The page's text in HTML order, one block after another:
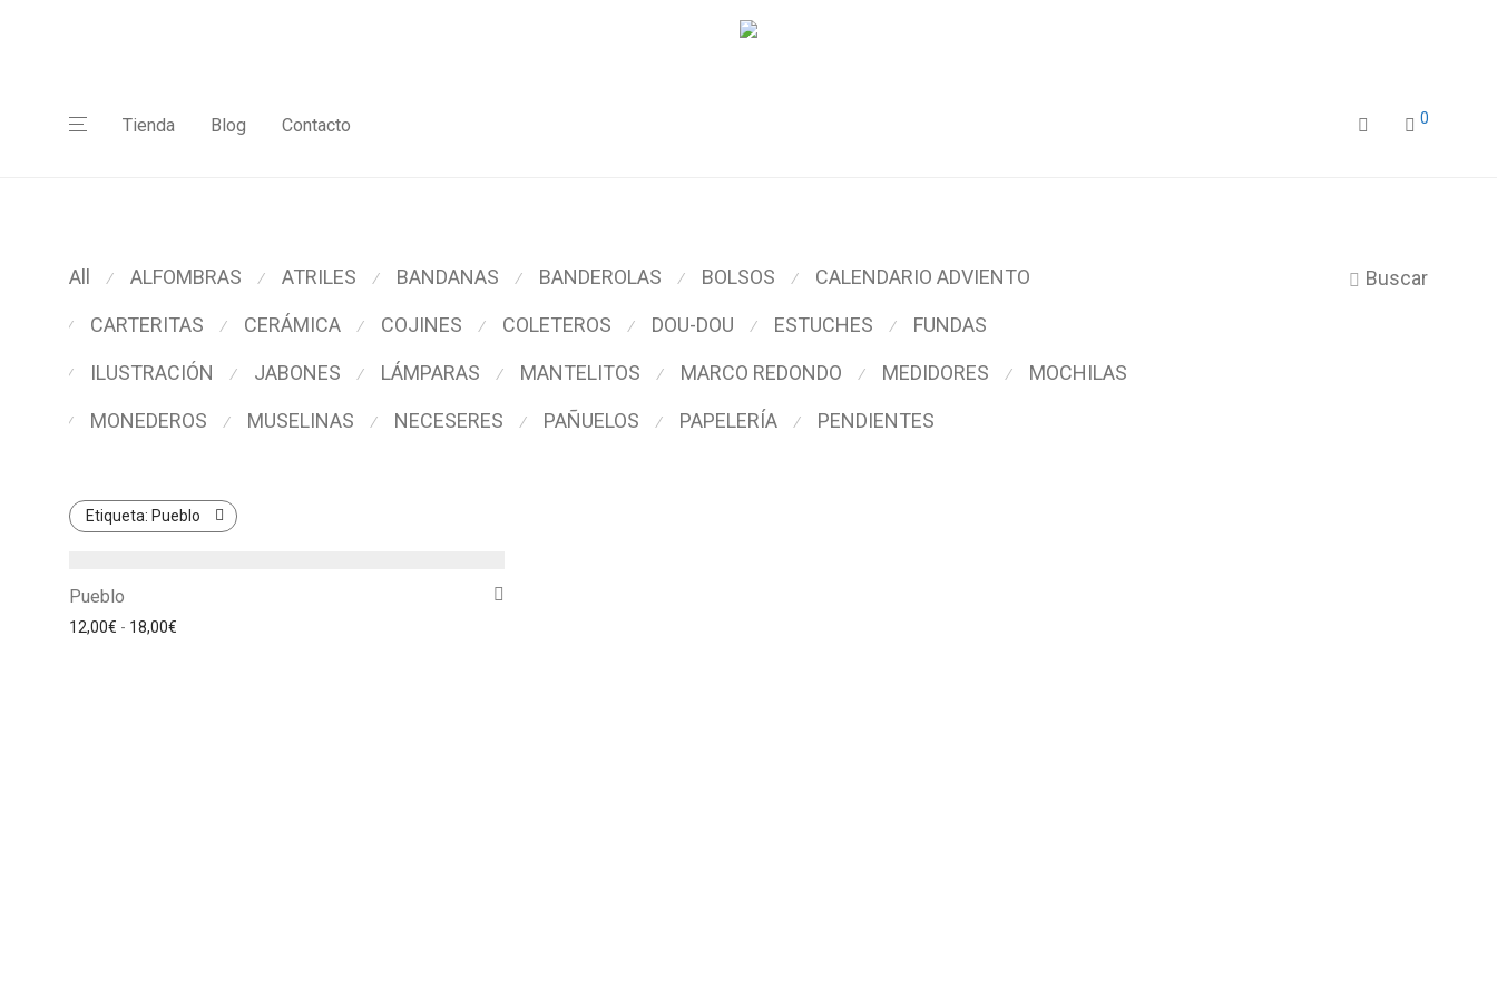
Tienda Blog Contacto 0
Buscar
All ⁄ ALFOMBRAS ⁄ ATRILES ⁄ BANDANAS ⁄ BANDEROLAS ⁄ BOLSOS ⁄ CALENDARIO ADVIENTO
⁄ CARTERITAS ⁄ CERÁMICA ⁄ COJINES ⁄ COLETEROS ⁄ DOU-DOU ⁄ ESTUCHES ⁄ FUNDAS
⁄ ILUSTRACIÓN ⁄ JABONES ⁄ LÁMPARAS ⁄ MANTELITOS ⁄ MARCO REDONDO ⁄ MEDIDORES ⁄ MOCHILAS
⁄ MONEDEROS ⁄ MUSELINAS ⁄ NECESERES ⁄ PAÑUELOS ⁄ PAPELERÍA ⁄ PENDIENTES
Etiqueta: Pueblo
Pueblo
12,00€ - 18,00€